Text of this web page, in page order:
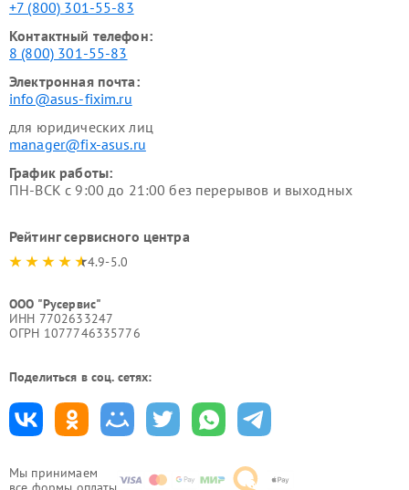
Мы принимаем
+7 (800) 301-55-83
Контактный телефон:
8 (800) 301-55-83
Электронная почта:
info@asus-fixim.ru
для юридических лиц
manager@fix-asus.ru
График работы:
ПН-ВСК с 9:00 до 21:00 без перерывов и выходных
Рейтинг сервисного центра
4.9-5.0
ООО "Русервис"
ИНН 7702633247
ОГРН 1077746335776
Поделиться в соц. сетях: